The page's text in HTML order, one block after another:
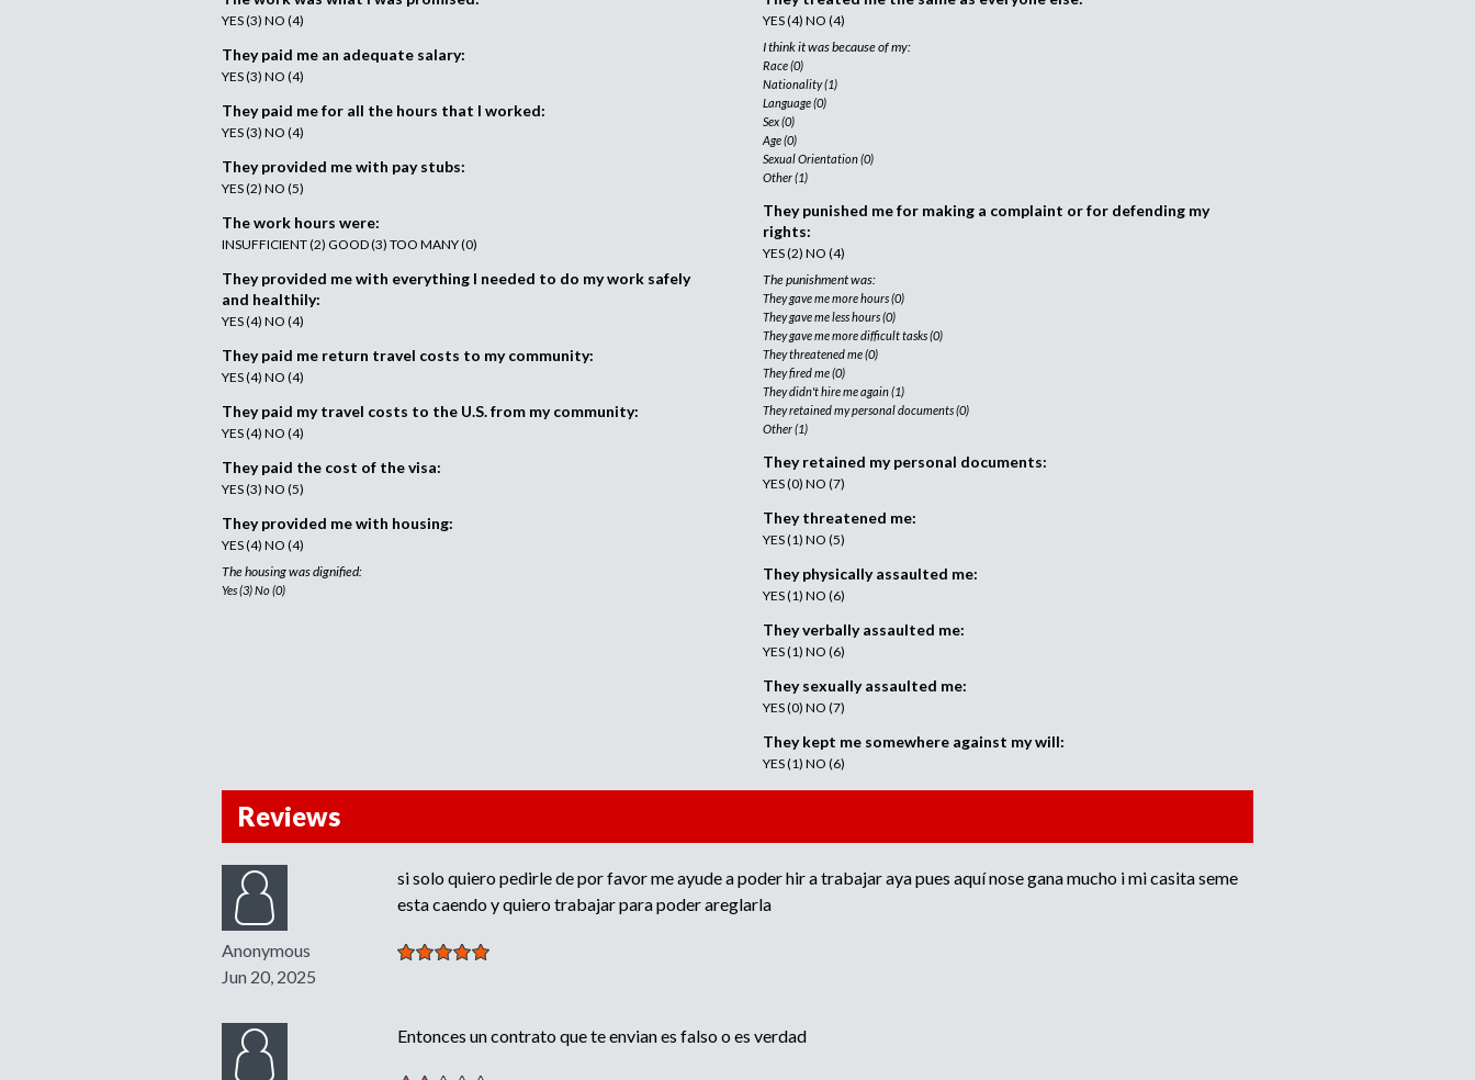
YES (3) NO (4)
They paid me an adequate salary:
YES (3) NO (4)
They paid me for all the hours that I worked:
YES (3) NO (4)
They provided me with pay stubs:
YES (2) NO (5)
The work hours were:
INSUFFICIENT (2) GOOD (3) TOO MANY (0)
They provided me with everything I needed to do my work safely
and healthily:
YES (4) NO (4)
They paid me return travel costs to my community:
YES (4) NO (4)
They paid my travel costs to the U.S. from my community:
YES (4) NO (4)
They paid the cost of the visa:
YES (3) NO (5)
They provided me with housing:
YES (4) NO (4)
The housing was dignified:
Yes (3) No (0)
YES (4) NO (4)
I think it was because of my:
Race (0)
Nationality (1)
Language (0)
Sex (0)
Age (0)
Sexual Orientation (0)
Other (1)
They punished me for making a complaint or for defending my
rights:
YES (2) NO (4)
The punishment was:
They gave me more hours (0)
They gave me less hours (0)
They gave me more difficult tasks (0)
They threatened me (0)
They fired me (0)
They didn't hire me again (1)
They retained my personal documents (0)
Other (1)
They retained my personal documents:
YES (0) NO (7)
They threatened me:
YES (1) NO (5)
They physically assaulted me:
YES (1) NO (6)
They verbally assaulted me:
YES (1) NO (6)
They sexually assaulted me:
YES (0) NO (7)
They kept me somewhere against my will:
YES (1) NO (6)
Reviews
Anonymous
Jun 20, 2025
si solo quiero pedirle de por favor me ayude a poder hir a trabajar aya pues aquí nose gana mucho i mi casita seme
esta caendo y quiero trabajar para poder areglarla
Entonces un contrato que te envian es falso o es verdad